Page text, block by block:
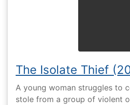
The Isolate Thief
A young woman struggles to
stole from a group of violent